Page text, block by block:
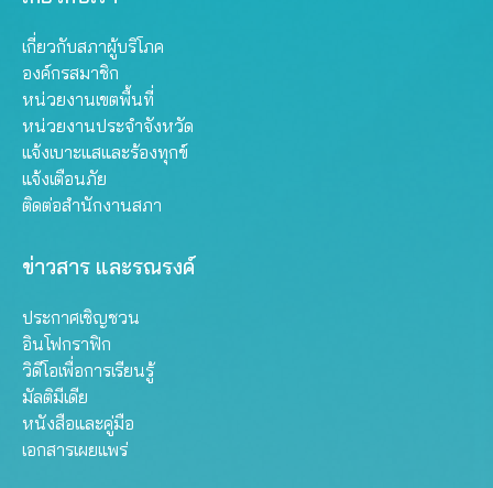
เกี่ยวกับสภาผู้บริโภค
องค์กรสมาชิก
หน่วยงานเขตพื้นที่
หน่วยงานประจำจังหวัด
แจ้งเบาะแสและร้องทุกข์
แจ้งเตือนภัย
ติดต่อสำนักงานสภา
ข่าวสาร และรณรงค์
ประกาศเชิญชวน
อินโฟกราฟิก
วิดีโอเพื่อการเรียนรู้
มัลติมีเดีย
หนังสือและคู่มือ
เอกสารเผยแพร่